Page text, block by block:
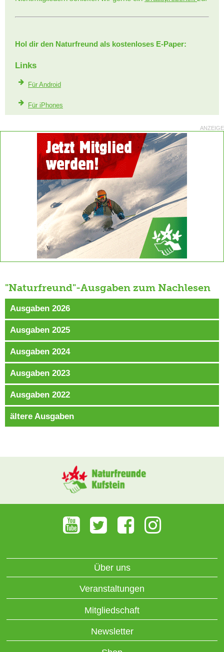
Hol dir den Naturfreund als kostenloses E-Paper:
Links
Für Android
Für iPhones
ANZEIGE
"Naturfreund"-Ausgaben zum Nachlesen
Ausgaben 2026
Ausgaben 2025
Ausgaben 2024
Ausgaben 2023
Ausgaben 2022
ältere Ausgaben
Über uns
Veranstaltungen
Mitgliedschaft
Newsletter